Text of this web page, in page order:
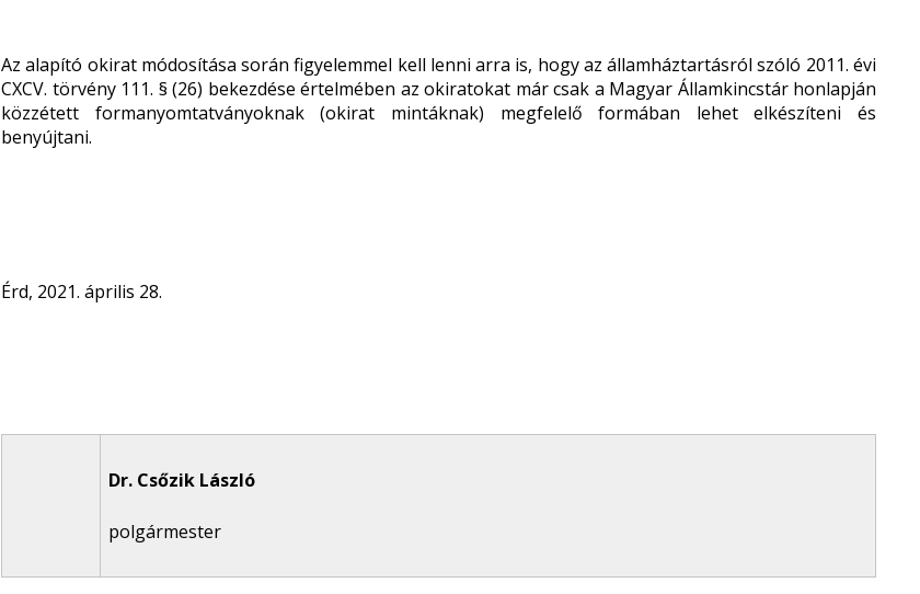
Az alapító okirat módosítása során figyelemmel kell lenni arra is, hogy az államháztartásról szóló 2011. évi
CXCV. törvény 111. § (26) bekezdése értelmében az okiratokat már csak a Magyar Államkincstár honlapján
közzétett formanyomtatványoknak (okirat mintáknak) megfelelő formában lehet elkészíteni és
benyújtani.
Érd, 2021. április 28.
Dr. Csőzik László
polgármester